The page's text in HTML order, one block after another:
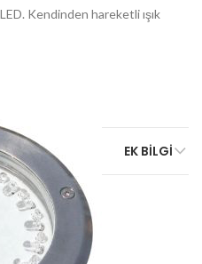
Kendinden hareketli ışık
EK BILGI